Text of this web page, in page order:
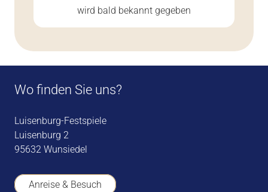
wird bald bekannt gegeben
Wo finden Sie uns?
Luisenburg-Festspiele
Luisenburg 2
95632 Wunsiedel
Anreise & Besuch